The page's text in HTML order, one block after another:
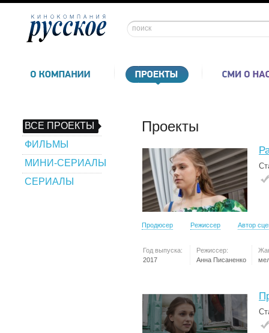
ВСЕ ПРОЕКТЫ
ФИЛЬМЫ
МИНИ-СЕРИАЛЫ
СЕРИАЛЫ
Проекты
Продюсер Режиссер Автор
Год выпуска:
2017
Режиссер:
Анна Писаненко